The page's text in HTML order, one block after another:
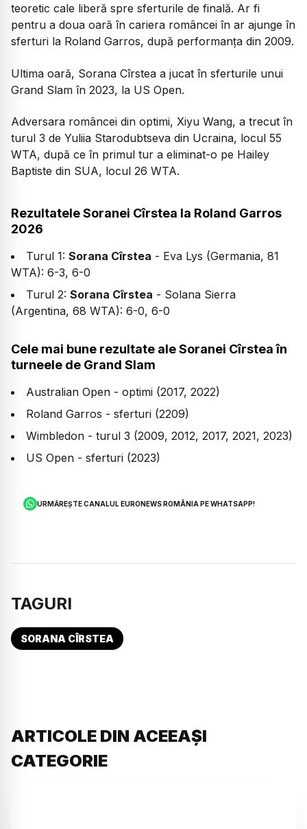
teoretic cale liberă spre sferturile de finală. Ar fi
pentru a doua oară în cariera româncei în ar ajunge în
sferturi la Roland Garros, după performanța din 2009.
Ultima oară, Sorana Cîrstea a jucat în sferturile unui
Grand Slam în 2023, la US Open.
Adversara româncei din optimi, Xiyu Wang, a trecut în
turul 3 de Yuliia Starodubtseva din Ucraina, locul 55
WTA, după ce în primul tur a eliminat-o pe Hailey
Baptiste din SUA, locul 26 WTA.
Rezultatele Soranei Cîrstea la Roland Garros
2026
Turul 1: Sorana Cîrstea - Eva Lys (Germania, 81
WTA): 6-3, 6-0
Turul 2: Sorana Cîrstea - Solana Sierra
(Argentina, 68 WTA): 6-0, 6-0
Cele mai bune rezultate ale Soranei Cîrstea în
turneele de Grand Slam
Australian Open - optimi (2017, 2022)
Roland Garros - sferturi (2209)
Wimbledon - turul 3 (2009, 2012, 2017, 2021, 2023)
US Open - sferturi (2023)
URMĂREȘTE CANALUL EURONEWS ROMÂNIA PE WHATSAPP!
TAGURI
SORANA CÎRSTEA
ARTICOLE DIN ACEEAȘI
CATEGORIE